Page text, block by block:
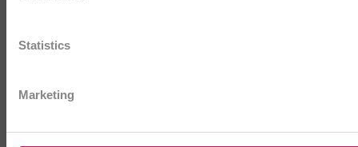
Statistics
Marketing